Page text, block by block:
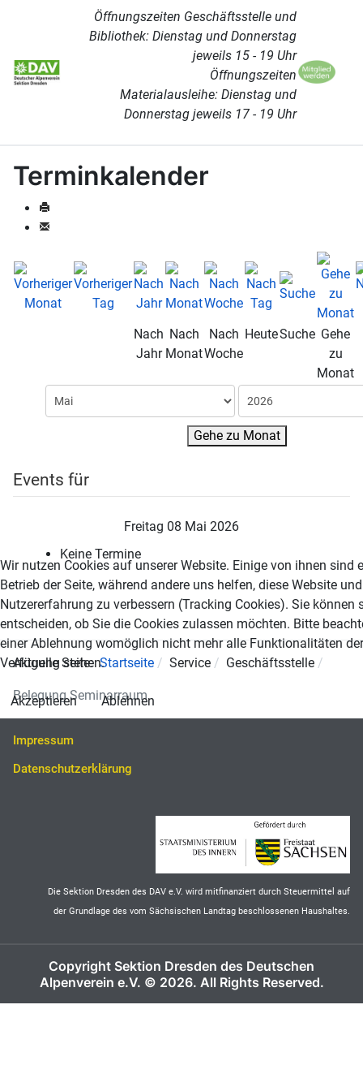
Öffnungszeiten Geschäftsstelle und
Bibliothek: Dienstag und Donnerstag
jeweils 15 - 19 Uhr
Öffnungszeiten
Materialausleihe: Dienstag und
Donnerstag jeweils 17 - 19 Uhr
Terminkalender
Nach
Jahr
Nach
Monat
Nach
Woche
HeuteSuche Gehe
zu
Monat
Gehe zu Monat
Events für
Freitag 08 Mai 2026
Keine Termine
Aktuelle Seite:Startseite Service Geschäftsstelle
Belegung Seminarraum
Impressum
Datenschutzerklärung
Die Sektion Dresden des DAV e.V. wird mitfinanziert durch Steuermittel auf
der Grundlage des vom Sächsischen Landtag beschlossenen Haushaltes.
Copyright Sektion Dresden des Deutschen
Alpenverein e.V. © 2026. All Rights Reserved.
Wir nutzen Cookies auf unserer Website. Einige von ihnen sind
Betrieb der Seite, während andere uns helfen, diese Website
Nutzererfahrung zu verbessern (Tracking Cookies). Sie können
entscheiden, ob Sie die Cookies zulassen möchten. Bitte
einer Ablehnung womöglich nicht mehr alle Funktionalitäten
Verfügung stehen.
Akzeptieren Ablehnen